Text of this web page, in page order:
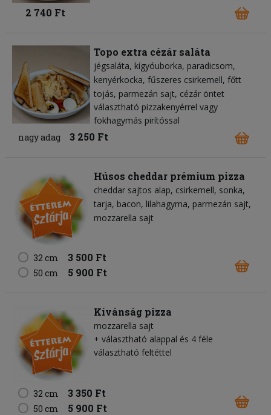
2 740 Ft
Topo extra cézár saláta
jégsaláta kígyóuborka paradicsom
kenyérkocka fűszeres csirkemell főtt
tojás parmezán sajt cézár öntet
választható pizzakenyérrel vagy
fokhagymás pirítóssal
nagy adag
3 250 Ft
Húsos cheddar prémium pizza
cheddar sajtos alap csirkemell sonka
tarja bacon lilahagyma parmezán sajt
mozzarella sajt
32 cm 3 500 Ft
50 cm 5 900 Ft
Kívánság pizza
mozzarella sajt
+ választható alappal és 4 féle
választható feltéttel
32 cm 3 350 Ft
50 cm 5 900 Ft